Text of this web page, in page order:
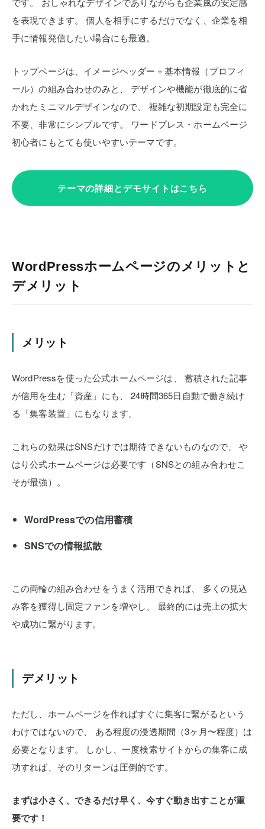
を表現できます。
個人を相手にするだけでなく、企業を相
手に情報発信したい場合にも最適。
トップページは、イメージヘッダー＋基本情報（プロフィ
ール）の組み合わせのみと、
デザインや機能が徹底的に省
かれたミニマルデザインなので、
複雑な初期設定も完全に
不要、非常にシンプルです。
ワードプレス・ホームページ
初心者にもとても使いやすいテーマです。
テーマの詳細とデモサイトはこちら
WordPressホームページのメリットと
デメリット
メリット
WordPressを使った公式ホームページは、
蓄積された記事
が信用を生む「資産」にも、
24時間365日自動で働き続け
る「集客装置」にもなります。
これらの効果はSNSだけでは期待できないものなので、
や
はり公式ホームページは必要です（SNSとの組み合わせこ
そが最強）。
WordPressでの信用蓄積
SNSでの情報拡散
この両輪の組み合わせをうまく活用できれば、
多くの見込
み客を獲得し固定ファンを増やし、
最終的には売上の拡大
や成功に繋がります。
デメリット
ただし、ホームページを作ればすぐに集客に繋がるという
わけではないので、
ある程度の浸透期間（3ヶ月〜程度）は
必要となります。
しかし、一度検索サイトからの集客に成
功すれば、そのリターンは圧倒的です。
まずは小さく、できるだけ早く、今すぐ動き出すことが重
要です！